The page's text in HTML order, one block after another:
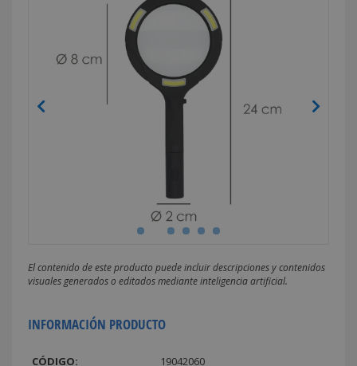
El contenido de este producto puede incluir descripciones y contenidos
visuales generados o editados mediante inteligencia artificial.
INFORMACIÓN PRODUCTO
CÓDIGO:
19042060